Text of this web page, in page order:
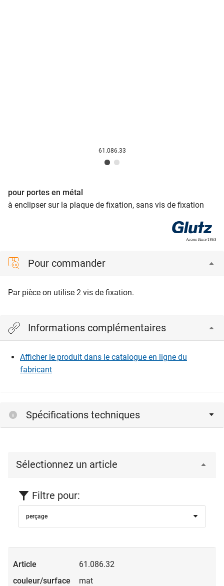
61.086.33
pour portes en métal
à enclipser sur la plaque de fixation, sans vis de fixation
Pour commander
Par pièce on utilise 2 vis de fixation.
Informations complémentaires
Afficher le produit dans le catalogue en ligne du
fabricant
Spécifications techniques
Sélectionnez un article
Filtre pour:
perçage
61.086.32
mat